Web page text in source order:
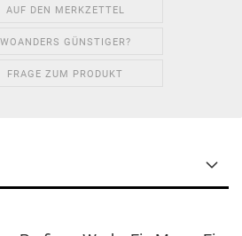
AUF DEN MERKZETTEL
WOANDERS GÜNSTIGER?
FRAGE ZUM PRODUKT